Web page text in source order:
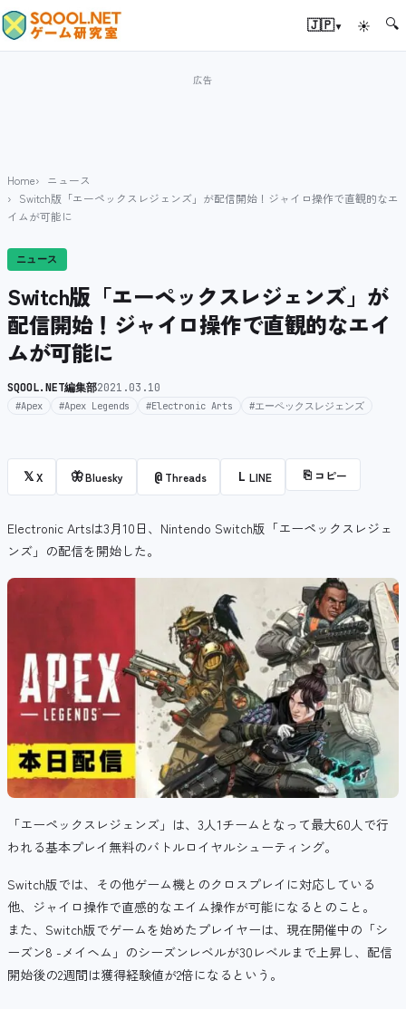
🇯🇵▾ ☀ 🔍
Home
ニュース
Switch版「エーペックスレジェンズ」が配信開始！ジャイロ操作で直観的なエ
イムが可能に
ニュース
Switch版「エーペックスレジェンズ」が
配信開始！ジャイロ操作で直観的なエイ
ムが可能に
SQOOL.NET編集部2021.03.10
#Apex #Apex Legends #Electronic Arts #エーペックスレジェンズ
𝕏X 🦋Bluesky @ Threads L LINE ⎘ コピー
Electronic Artsは3月10日、 Nintendo Switch版 「エーペックスレジェ
ンズ」の配信を開始した。
「エーペックスレジェンズ」は、3人1チームとなって最大60人で行
われる基本プレイ無料のバトルロイヤルシューティング。
Switch版では、その他ゲーム機とのクロスプレイに対応している
他、ジャイロ操作で直感的なエイム操作が可能になるとのこと。
また、Switch版でゲームを始めたプレイヤーは、現在開催中の「シ
ーズン8 -メイヘム」のシーズンレベルが30レベルまで上昇し、配信
開始後の2週間は獲得経験値が2倍になるという。